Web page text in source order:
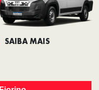
SAIBA MAIS